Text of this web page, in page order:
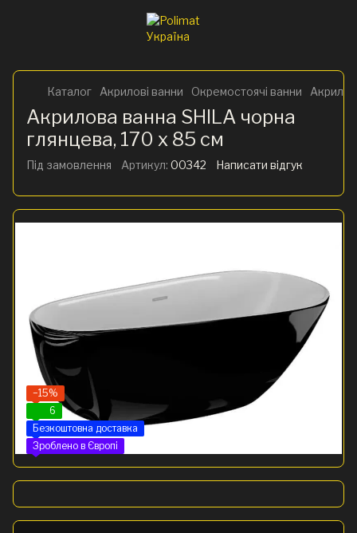
Каталог Акрилові ванни Окремостоячі ванни
Акрилова ванна SHILA чорна
глянцева, 170 x 85 см
Під замовлення Артикул: 00342 Написати відгук
−15%
6
Безкоштовна доставка
Зроблено в Європі